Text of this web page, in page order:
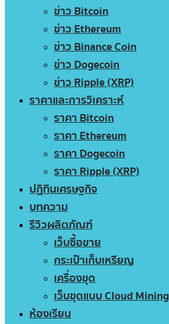
ข่าว Bitcoin
ข่าว Ethereum
ข่าว Binance Coin
ข่าว Dogecoin
ข่าว Ripple (XRP)
ราคาและการวิเคราะห์
ราคา Bitcoin
ราคา Ethereum
ราคา Dogecoin
ราคา Ripple (XRP)
ปฏิทินเศรษฐกิจ
บทความ
รีวิวผลิตภัณฑ์
เว็บซื้อขาย
กระเป๋าเก็บเหรียญ
เครื่องขุด
เว็บขุดแบบ Cloud Mining
ห้องเรียน